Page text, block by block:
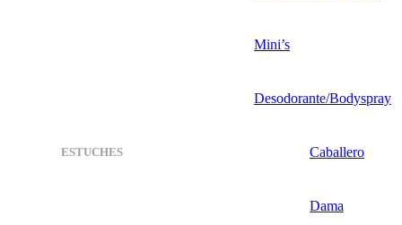
Mini’s
Desodorante/Bodyspray
ESTUCHES Caballero
Dama